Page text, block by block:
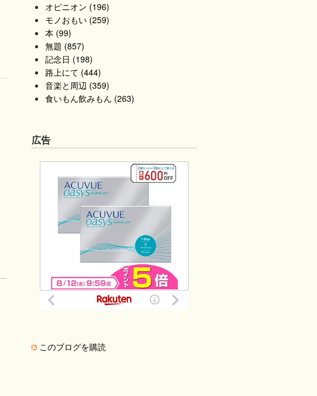
オピニオン (196)
モノおもい (259)
本 (99)
無題 (857)
記念日 (198)
路上にて (444)
音楽と周辺 (359)
食いもん飲みもん (263)
広告
このブログを購読